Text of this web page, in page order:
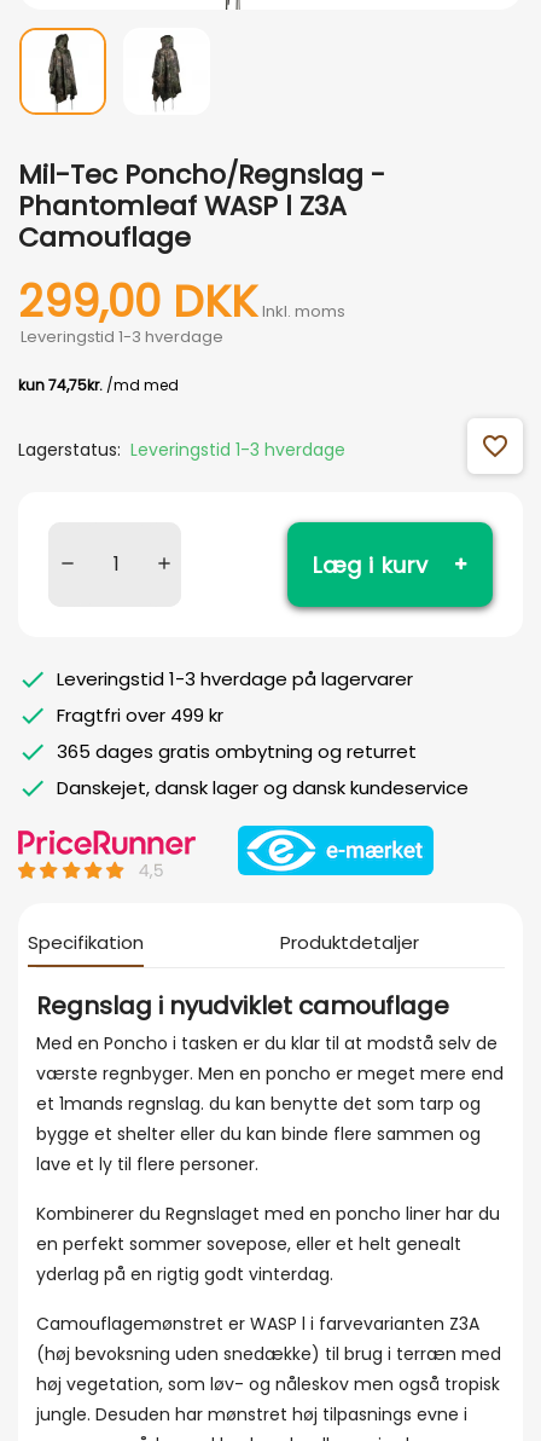
Mil-Tec Poncho/Regnslag -
Phantomleaf WASP l Z3A
Camouflage
299,00 DKK Inkl. moms
Leveringstid 1-3 hverdage
Lagerstatus: Leveringstid 1-3 hverdage favorite_outline
Læg i kurv
Leveringstid 1-3 hverdage på lagervarer
Fragtfri over 499 kr
365 dages gratis ombytning og returret
Danskejet, dansk lager og dansk kundeservice
Specifikation Produktdetaljer
Regnslag i nyudviklet camouflage
Med en Poncho i tasken er du klar til at modstå selv de
værste regnbyger. Men en poncho er meget mere end
et 1mands regnslag. du kan benytte det som tarp og
bygge et shelter eller du kan binde flere sammen og
lave et ly til flere personer.
Kombinerer du Regnslaget med en poncho liner har du
en perfekt sommer sovepose, eller et helt genealt
yderlag på en rigtig godt vinterdag.
Camouflagemønstret er WASP l i farvevarianten Z3A
(høj bevoksning uden snedække) til brug i terræn med
høj vegetation, som løv- og nåleskov men også tropisk
jungle. Desuden har mønstret høj tilpasnings evne i